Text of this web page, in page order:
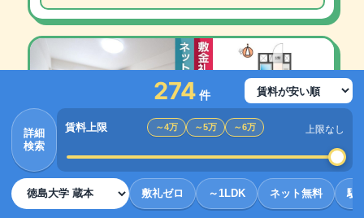
蔵 徳島大学 蔵本 キャンパス 徒歩8分
徳島大学 蔵本 600m 1K 109 3万円
274 件
詳細
検索
賃料上限 ～4万 ～5万 ～6万 上限なし
敷礼ゼロ ～1LDK ネット無料 駅